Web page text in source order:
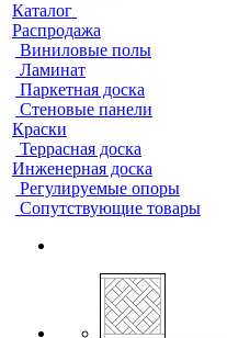
Каталог
Распродажа
Виниловые полы
Ламинат
Паркетная доска
Стеновые панели
Краски
Террасная доска
Инженерная доска
Регулируемые опоры
Сопутствующие товары